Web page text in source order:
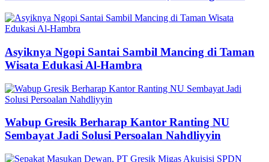
Asyiknya Ngopi Santai Sambil Mancing di Taman
Wisata Edukasi Al-Hambra
Wabup Gresik Berharap Kantor Ranting NU
Sembayat Jadi Solusi Persoalan Nahdliyyin